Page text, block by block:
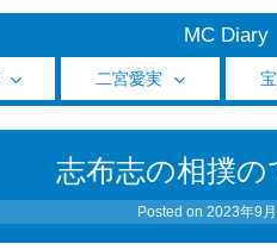
MC Diary
二宮愛実
志布志の相撲の
Posted on2023年9